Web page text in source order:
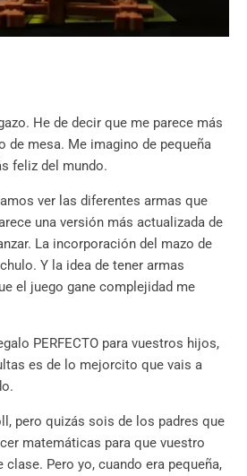
He de decir que me parece más
de mesa. Me imagino de pequeña
feliz del mundo.
ver las diferentes armas que
una versión más actualizada de
La incorporación del mazo de
Y la idea de tener armas
el juego gane complejidad me
PERFECTO para vuestros hijos,
es de lo mejorcito que vais a
pero quizás sois de los padres que
matemáticas para que vuestro
Pero yo, cuando era pequeña,